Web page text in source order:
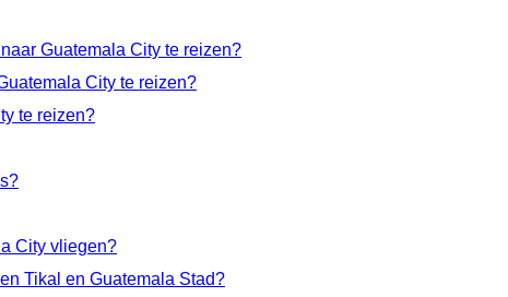
Guatemala City te reizen?
City te reizen?
te reizen?
City vliegen?
Tikal en Guatemala Stad?